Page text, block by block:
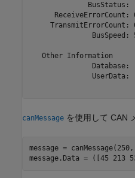
BusStatus:
ReceiveErrorCount:
TransmitErrorCount:
BusSpeed:
   Other Information
Database:
UserData:
canMessage を使用して CAN
message =
message.Data = ([45 213